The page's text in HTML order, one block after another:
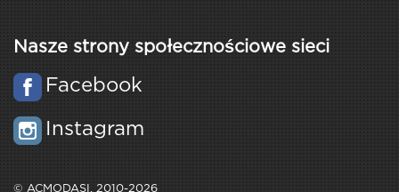
Nasze strony społecznościowe sieci
Facebook
Instagram
© ACMODASI, 2010-2026